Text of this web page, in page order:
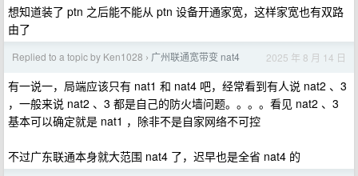
想知道装了 ptn 之后能不能从 ptn 设备开通家宽，这样家宽也有双路
由了
Replied to a topic by Ken1028 › 广州联通宽带变 nat4 2025 年 8 月 14 日
有一说一，局端应该只有 nat1 和 nat4 吧，经常看到有人说 nat2 、3
，一般来说 nat2 、3 都是自己的防火墙问题。。。。看见 nat2 、3
基本可以确定就是 nat1 ，除非不是自家网络不可控
不过广东联通本身就大范围 nat4 了，迟早也是全省 nat4 的